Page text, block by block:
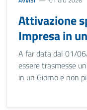
Attivazione
Impresa in
A far data dal 01/
essere trasmesse
in un Giorno e non